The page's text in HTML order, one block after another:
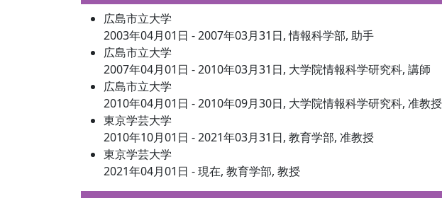
広島市立大学
2003年04月01日 - 2007年03月31日, 情報科学部, 助手
広島市立大学
2007年04月01日 - 2010年03月31日, 大学院情報科学研究科, 講師
広島市立大学
2010年04月01日 - 2010年09月30日, 大学院情報科学研究科, 准教授
東京学芸大学
2010年10月01日 - 2021年03月31日, 教育学部, 准教授
東京学芸大学
2021年04月01日 - 現在, 教育学部, 教授